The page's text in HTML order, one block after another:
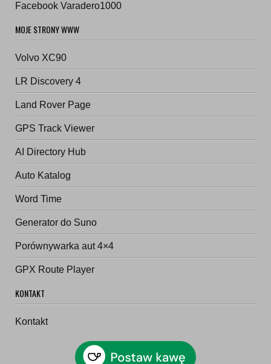
Facebook Varadero1000
MOJE STRONY WWW
Volvo XC90
LR Discovery 4
Land Rover Page
GPS Track Viewer
AI Directory Hub
Auto Katalog
Word Time
Generator do Suno
Porównywarka aut 4×4
GPX Route Player
KONTAKT
Kontakt